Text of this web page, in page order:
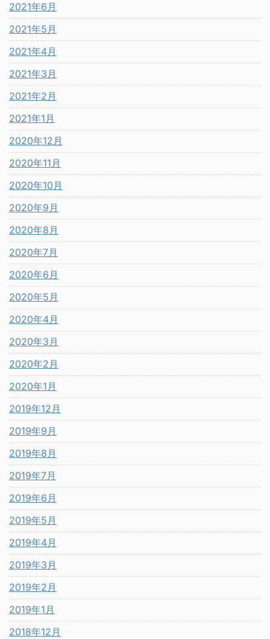
2021年6月
2021年5月
2021年4月
2021年3月
2021年2月
2021年1月
2020年12月
2020年11月
2020年10月
2020年9月
2020年8月
2020年7月
2020年6月
2020年5月
2020年4月
2020年3月
2020年2月
2020年1月
2019年12月
2019年9月
2019年8月
2019年7月
2019年6月
2019年5月
2019年4月
2019年3月
2019年2月
2019年1月
2018年12月